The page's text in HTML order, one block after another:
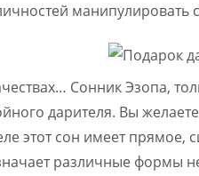
манипулировать
Сонник Эзопа,
дарителя. Вы
этот сон имеет прямое,
различные формы